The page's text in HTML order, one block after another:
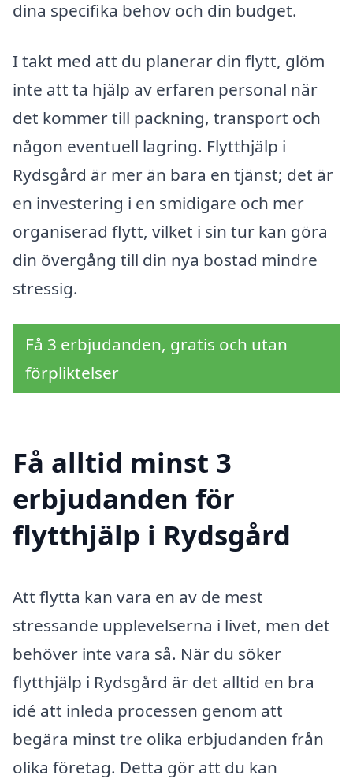
dina specifika behov och din budget.
I takt med att du planerar din flytt, glöm
inte att ta hjälp av erfaren personal när
det kommer till packning, transport och
någon eventuell lagring. Flytthjälp i
Rydsgård är mer än bara en tjänst; det är
en investering i en smidigare och mer
organiserad flytt, vilket i sin tur kan göra
din övergång till din nya bostad mindre
stressig.
Få 3 erbjudanden, gratis och utan
förpliktelser
Få alltid minst 3
erbjudanden för
flytthjälp i Rydsgård
Att flytta kan vara en av de mest
stressande upplevelserna i livet, men det
behöver inte vara så. När du söker
flytthjälp i Rydsgård är det alltid en bra
idé att inleda processen genom att
begära minst tre olika erbjudanden från
olika företag. Detta gör att du kan